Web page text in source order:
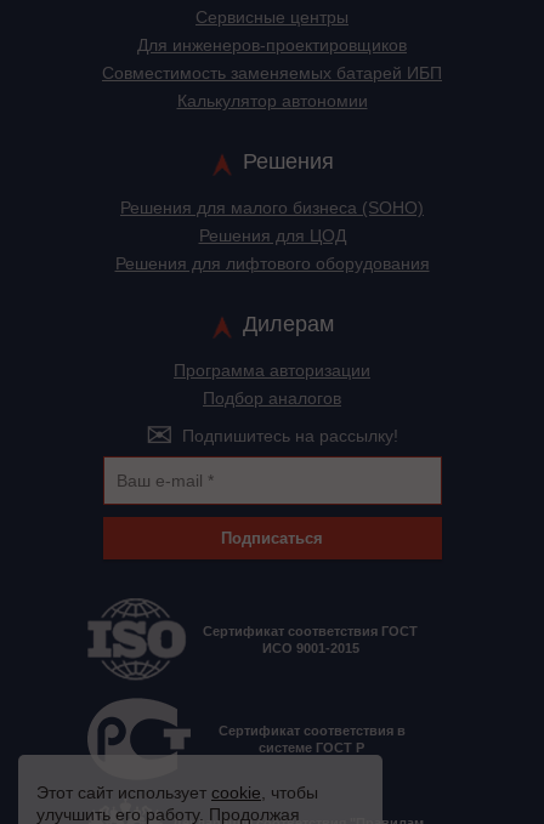
Сервисные центры
Для инженеров-проектировщиков
Cовместимость заменяемых батарей ИБП
Калькулятор автономии
Решения
Решения для малого бизнеса (SOHO)
Решения для ЦОД
Решения для лифтового оборудования
Дилерам
Программа авторизации
Подбор аналогов
Подпишитесь на рассылку!
Подписаться
Сертификат соответствия ГОСТ
ИСО 9001-2015
Сертификат соответствия в
системе ГОСТ Р
Этот сайт использует cookie , чтобы
улучшить его работу. Продолжая